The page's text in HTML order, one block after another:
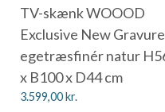
TV-skænk WOOOD
Exclusive New
egetræsfinér natur
x B100 x D44 cm
3.599,00kr.